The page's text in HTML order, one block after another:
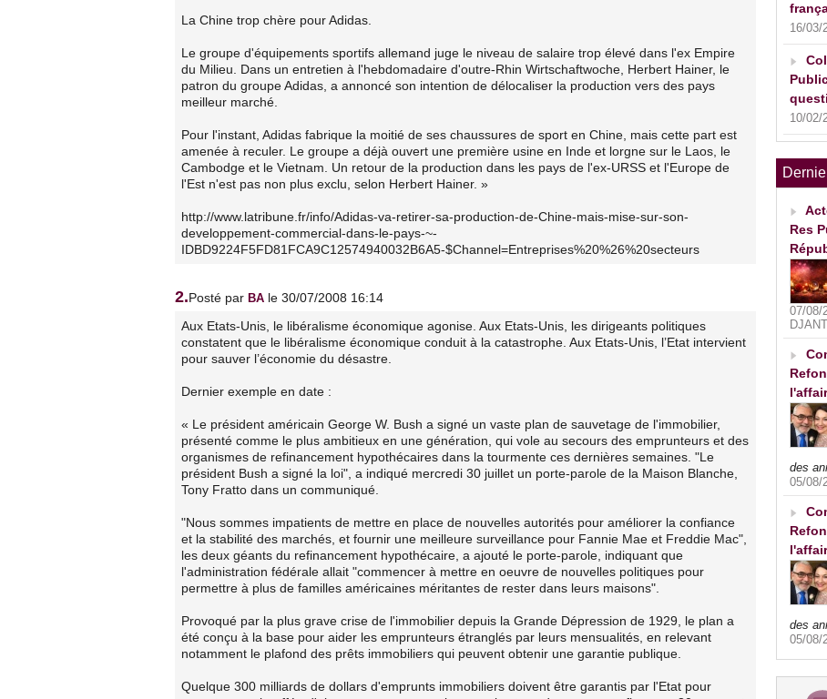
La Chine trop chère pour Adidas.
Le groupe d'équipements sportifs allemand juge le niveau de salaire trop élevé dans l'ex Empire
du Milieu. Dans un entretien à l'hebdomadaire d'outre-Rhin Wirtschaftwoche, Herbert Hainer, le
patron du groupe Adidas, a annoncé son intention de délocaliser la production vers des pays
meilleur marché.
Pour l'instant, Adidas fabrique la moitié de ses chaussures de sport en Chine, mais cette part est
amenée à reculer. Le groupe a déjà ouvert une première usine en Inde et lorgne sur le Laos, le
Cambodge et le Vietnam. Un retour de la production dans les pays de l'ex-URSS et l'Europe de
l'Est n'est pas non plus exclu, selon Herbert Hainer. »
http://www.latribune.fr/info/Adidas-va-retirer-sa-production-de-Chine-mais-mise-sur-son-
developpement-commercial-dans-le-pays-~-
IDBD9224F5FD81FCA9C12574940032B6A5-$Channel=Entreprises%20%26%20secteurs
2.Posté par BA le 30/07/2008 16:14
Aux Etats-Unis, le libéralisme économique agonise. Aux Etats-Unis, les dirigeants politiques
constatent que le libéralisme économique conduit à la catastrophe. Aux Etats-Unis, l’Etat intervient
pour sauver l’économie du désastre.
Dernier exemple en date :
« Le président américain George W. Bush a signé un vaste plan de sauvetage de l'immobilier,
présenté comme le plus ambitieux en une génération, qui vole au secours des emprunteurs et des
organismes de refinancement hypothécaires dans la tourmente ces dernières semaines. "Le
président Bush a signé la loi", a indiqué mercredi 30 juillet un porte-parole de la Maison Blanche,
Tony Fratto dans un communiqué.
"Nous sommes impatients de mettre en place de nouvelles autorités pour améliorer la confiance
et la stabilité des marchés, et fournir une meilleure surveillance pour Fannie Mae et Freddie Mac",
les deux géants du refinancement hypothécaire, a ajouté le porte-parole, indiquant que
l'administration fédérale allait "commencer à mettre en oeuvre de nouvelles politiques pour
permettre à plus de familles américaines méritantes de rester dans leurs maisons".
Provoqué par la plus grave crise de l'immobilier depuis la Grande Dépression de 1929, le plan a
été conçu à la base pour aider les emprunteurs étranglés par leurs mensualités, en relevant
notamment le plafond des prêts immobiliers qui peuvent obtenir une garantie publique.
Quelque 300 milliards de dollars d'emprunts immobiliers doivent être garantis par l'Etat pour
16/03/
10/02/
Res
07/08/
des
05/08/
des
05/08/